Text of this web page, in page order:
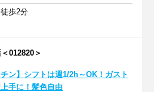
歩2分
012820＞
チン】シフトは週1/2h～OK！ガスト
手に！髪色自由